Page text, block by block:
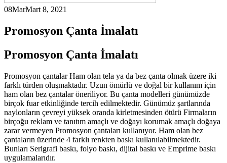
08MarMart 8, 2021
Promosyon Çanta İmalatı
Promosyon Çanta İmalatı
Promosyon çantalar Ham olan tela ya da bez çanta olmak üzere iki
farklı türden oluşmaktadır. Uzun ömürlü ve doğal bir kullanım için
ham olan bez çantalar öneriliyor. Bu çanta modelleri günümüzde
birçok fuar etkinliğinde tercih edilmektedir. Günümüz şartlarında
naylonların çevreyi yüksek oranda kirletmesinden ötürü Firmaların
birçoğu reklam ve tanıtım amaçlı ve doğayı korumak amaçlı doğaya
zarar vermeyen Promosyon çantaları kullanıyor. Ham olan bez
çantaların üzerinde 4 farklı renkten baskı kullanılabilmektedir.
Bunları Serigrafi baskı, folyo baskı, dijital baskı ve Emprime baskı
uygulamalarıdır.